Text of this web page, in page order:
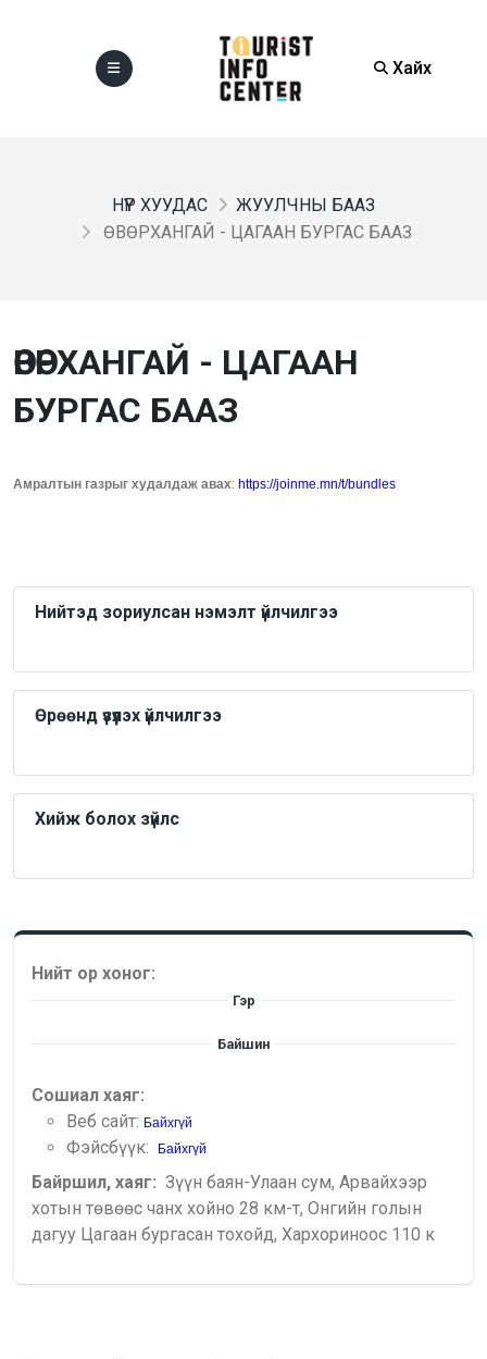
Хайх
НҮҮР ХУУДАС
ЖУУЛЧНЫ БААЗ
ӨВӨРХАНГАЙ - ЦАГААН БУРГАС БААЗ
ӨВӨРХАНГАЙ - ЦАГААН
БУРГАС БААЗ
Амралтын газрыг худалдаж авах: https://joinme.mn/t/bundles
Нийтэд зориулсан нэмэлт үйлчилгээ
Өрөөнд үзүүлэх үйлчилгээ
Хийж болох зүйлс
Нийт ор хоног:
Гэр
Байшин
Сошиал хаяг:
Веб сайт: Байхгүй
Фэйсбүүк: Байхгүй
Байршил, хаяг: Зүүн баян-Улаан сум, Арвайхээр
хотын төвөөс чанх хойно 28 км-т, Онгийн голын
дагуу Цагаан бургасан тохойд, Хархориноос 110 к